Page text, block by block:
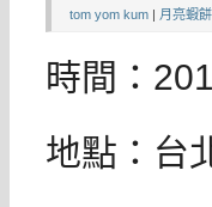
tom yom kum | 月亮蝦餅
時間：
地點：台